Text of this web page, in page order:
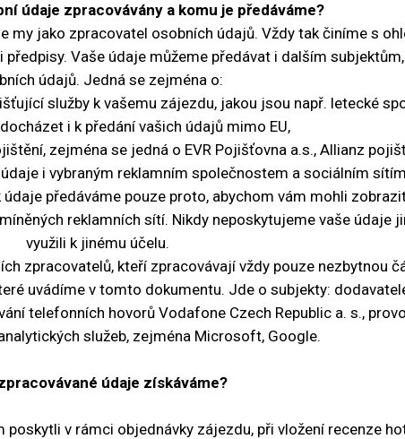
údaje zpracovávány a komu je předáváme?
my jako zpracovatel osobních údajů. Vždy tak činíme s
Vaše údaje můžeme předávat i dalším
údajů. Jedná se zejména o:
služby k vašemu zájezdu, jakou jsou např. letecké
i k předání vašich údajů mimo EU,
zejména se jedná o EVR Pojišťovna a.s., Allianz
i vybraným reklamním společnostem a sociálním
předáváme pouze proto, abychom vám mohli
reklamních sítí. Nikdy neposkytujeme vaše údaje
využili k jinému účelu.
zpracovatelů, kteří zpracovávají vždy pouze nezbytnou
uvádíme v tomto dokumentu. Jde o subjekty:
telefonních hovorů Vodafone Czech Republic a. s.,
služeb, zejména Microsoft, Google.
údaje získáváme?
v rámci objednávky zájezdu, při vložení recenze